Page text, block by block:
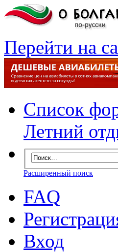
Перейти на
Список
Летний
Расширенный поиск
FAQ
Вход